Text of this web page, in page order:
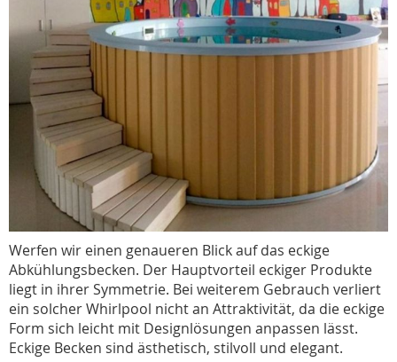
Werfen wir einen genaueren Blick auf das eckige
Abkühlungsbecken. Der Hauptvorteil eckiger Produkte
liegt in ihrer Symmetrie. Bei weiterem Gebrauch verliert
ein solcher Whirlpool nicht an Attraktivität, da die eckige
Form sich leicht mit Designlösungen anpassen lässt.
Eckige Becken sind ästhetisch, stilvoll und elegant.